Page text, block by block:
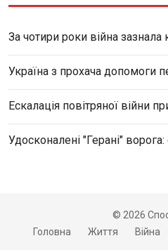
За чотири роки війна зазнала
Україна з прохача допомоги
Ескалація повітряної війни
Удосконалені "Герані" ворога:
© 2026
Головна
Життя Війна